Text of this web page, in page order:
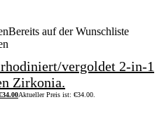
Bereits auf der Wunschliste
vergoldet 2-in-1
Zirkonia.
34.00Aktueller Preis ist: €34.00.